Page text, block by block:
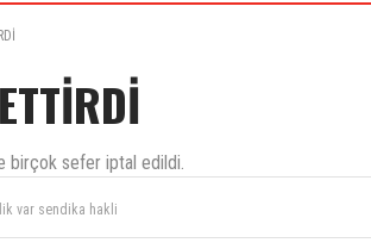
birçok sefer iptal edildi.